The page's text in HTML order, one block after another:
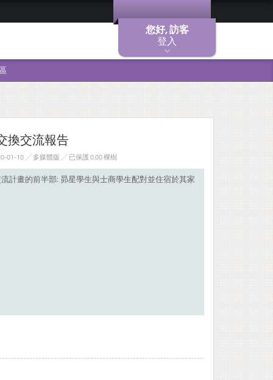
您好, 訪客
登入
換交流報告
01-10 ╱ 多媒體版 ╱ 已保護 0.00 棵樹
計畫的前半部: 昴星學生與士商學生配對並住宿於其家